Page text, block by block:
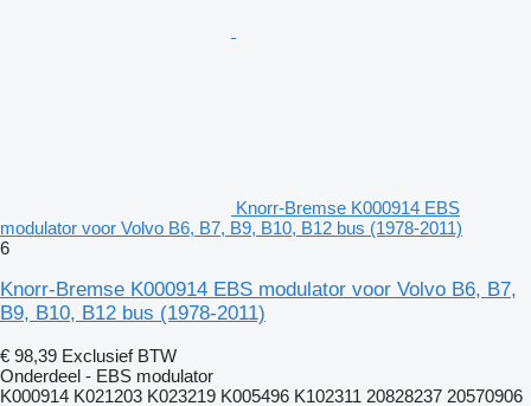
Knorr-Bremse K000914 EBS
modulator voor Volvo B6, B7, B9, B10, B12 bus (1978-2011)
6
Knorr-Bremse K000914 EBS modulator voor Volvo B6, B7,
B9, B10, B12 bus (1978-2011)
€ 98,39 Exclusief BTW
Onderdeel - EBS modulator
K000914 K021203 K023219 K005496 K102311 20828237 20570906